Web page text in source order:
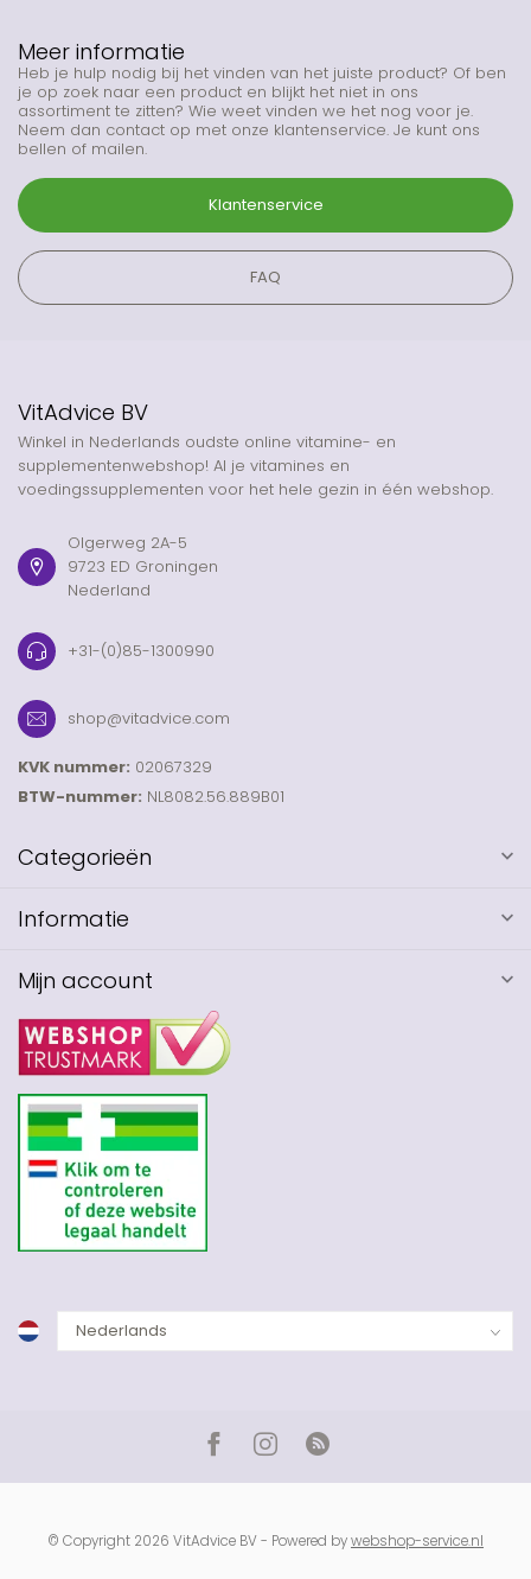
Meer informatie
Heb je hulp nodig bij het vinden van het juiste product? Of ben
je op zoek naar een product en blijkt het niet in ons
assortiment te zitten? Wie weet vinden we het nog voor je.
Neem dan contact op met onze klantenservice. Je kunt ons
bellen of mailen.
Klantenservice
FAQ
VitAdvice BV
Winkel in Nederlands oudste online vitamine- en
supplementenwebshop! Al je vitamines en
voedingssupplementen voor het hele gezin in één webshop.
Olgerweg 2A-5
9723 ED Groningen
Nederland
+31-(0)85-1300990
shop@vitadvice.com
KVK nummer: 02067329
BTW-nummer: NL8082.56.889B01
Categorieën
Informatie
Mijn account
© Copyright 2026 VitAdvice BV - Powered bywebshop-service.nl